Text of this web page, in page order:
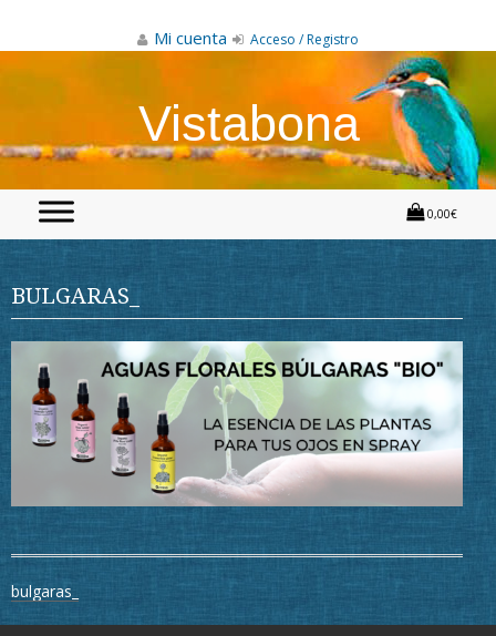
Mi cuenta Acceso / Registro
Vistabona
0,00€
BULGARAS_
Navegación
de
bulgaras_